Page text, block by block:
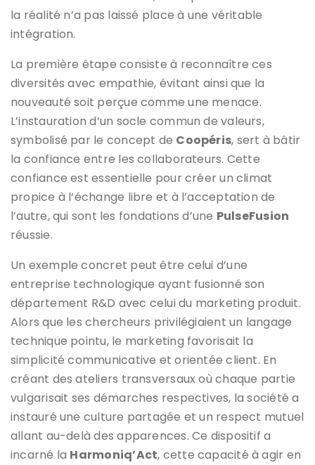
la réalité n’a pas laissé place à une véritable
intégration.
La première étape consiste à reconnaître ces
diversités avec empathie, évitant ainsi que la
nouveauté soit perçue comme une menace.
L’instauration d’un socle commun de valeurs,
symbolisé par le concept de Coopéris, sert à bâtir
la confiance entre les collaborateurs. Cette
confiance est essentielle pour créer un climat
propice à l’échange libre et à l’acceptation de
l’autre, qui sont les fondations d’une PulseFusion
réussie.
Un exemple concret peut être celui d’une
entreprise technologique ayant fusionné son
département R&D avec celui du marketing produit.
Alors que les chercheurs privilégiaient un langage
technique pointu, le marketing favorisait la
simplicité communicative et orientée client. En
créant des ateliers transversaux où chaque partie
vulgarisait ses démarches respectives, la société a
instauré une culture partagée et un respect mutuel
allant au-delà des apparences. Ce dispositif a
incarné la Harmoniq’Act, cette capacité à agir en